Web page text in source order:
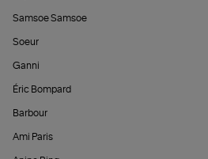
Samsoe Samsoe
Soeur
Ganni
Éric Bompard
Barbour
Ami Paris